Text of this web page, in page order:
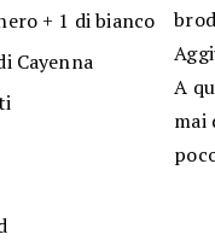
+ 1 di bianco
Cayenna
A
mai